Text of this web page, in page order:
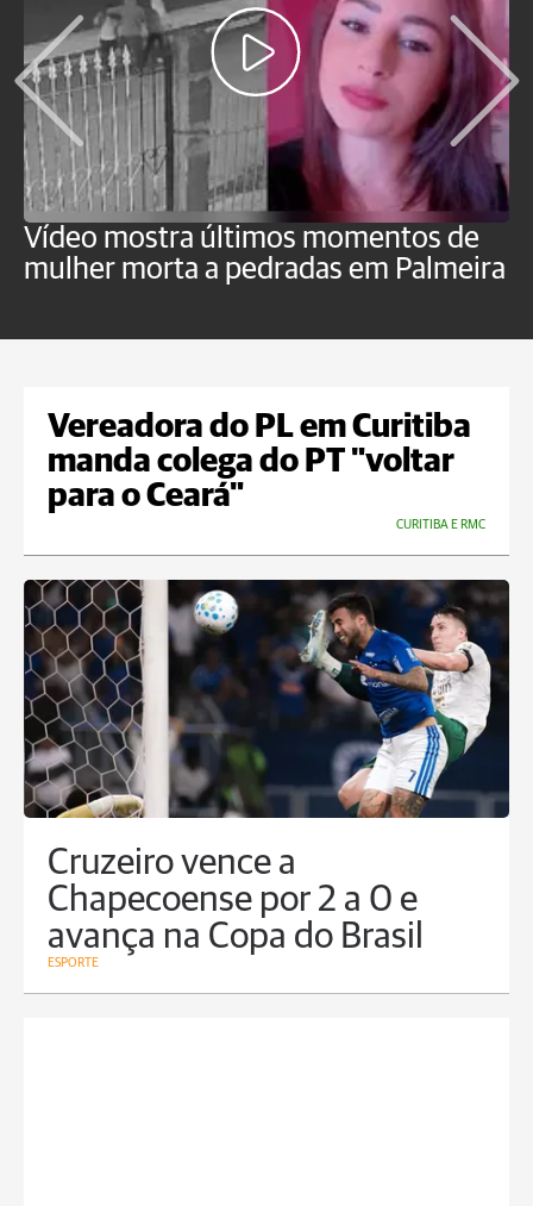
Vídeo mostra últimos momentos de
mulher morta a pedradas em Palmeira
Vereadora do PL em Curitiba
manda colega do PT "voltar
para o Ceará"
CURITIBA E RMC
Cruzeiro vence a
Chapecoense por 2 a 0 e
avança na Copa do Brasil
ESPORTE